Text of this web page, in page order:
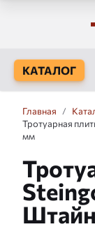
КАТАЛОГ
Главная /
Тротуарная
мм